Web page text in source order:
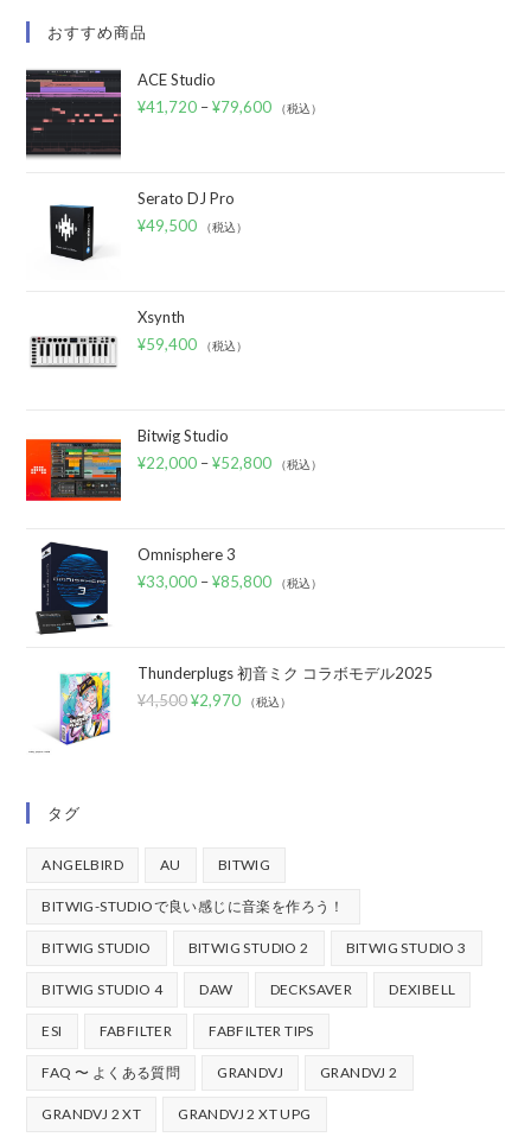
おすすめ商品
ACE Studio
¥41,720 –¥79,600 （税込）
Serato DJ Pro
¥49,500 （税込）
Xsynth
¥59,400 （税込）
Bitwig Studio
¥22,000 –¥52,800 （税込）
Omnisphere 3
¥33,000 –¥85,800 （税込）
Thunderplugs 初音ミク コラボモデル2025
¥4,500 ¥2,970 （税込）
タグ
ANGELBIRD AU BITWIG
BITWIG-STUDIOで良い感じに音楽を作ろう！
BITWIG STUDIO BITWIG STUDIO 2 BITWIG STUDIO 3
BITWIG STUDIO 4 DAW DECKSAVER DEXIBELL
ESI FABFILTER FABFILTER TIPS
FAQ 〜 よくある質問 GRANDVJ GRANDVJ 2
GRANDVJ 2 XT GRANDVJ 2 XT UPG